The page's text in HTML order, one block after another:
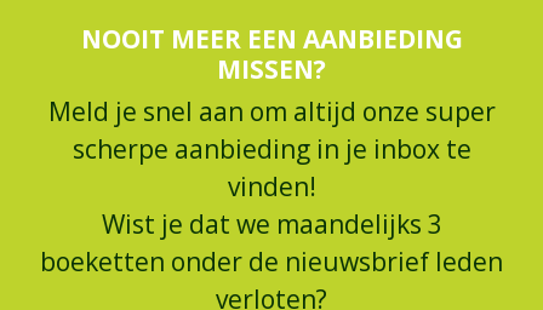
NOOIT MEER EEN AANBIEDING
MISSEN?
Meld je snel aan om altijd onze super
scherpe aanbieding in je inbox te
vinden!
Wist je dat we maandelijks 3
boeketten onder de nieuwsbrief leden
verloten?